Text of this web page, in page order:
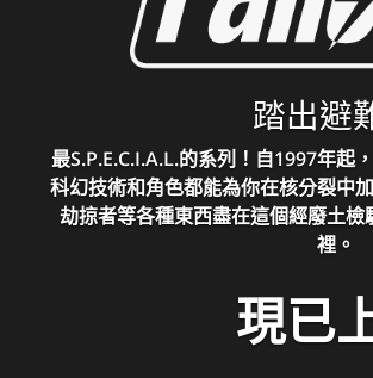
踏出避
最S.P.E.C.I.A.L.的系列！自1997年起
科幻技術和角色都能為你在核分裂中
劫掠者等各種東西盡在這個經廢土檢
裡。
現已